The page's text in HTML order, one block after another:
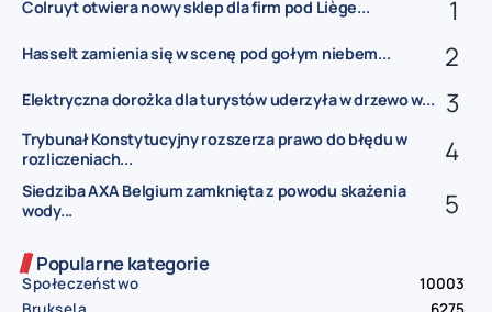
Colruyt otwiera nowy sklep dla firm pod Liège...
Hasselt zamienia się w scenę pod gołym niebem...
Elektryczna dorożka dla turystów uderzyła w drzewo w...
Trybunał Konstytucyjny rozszerza prawo do błędu w
rozliczeniach...
Siedziba AXA Belgium zamknięta z powodu skażenia
wody...
Popularne kategorie
Społeczeństwo
10003